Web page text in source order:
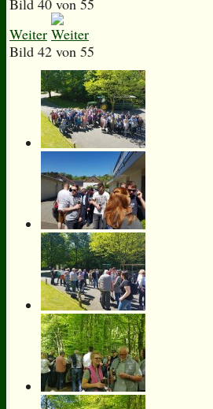
Bild 40 von 55
Weiter
Bild 42 von 55